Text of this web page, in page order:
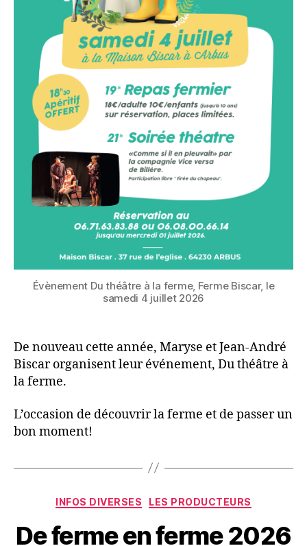
Évènement Du théâtre à la ferme, Ferme Biscar, le
samedi 4 juillet 2026
De nouveau cette année, Maryse et Jean-André
Biscar organisent leur événement, Du théâtre à
la ferme.
L’occasion de découvrir la ferme et de passer un
bon moment!
Catégories
INFOS DIVERSES LES PRODUCTEURS
De ferme en ferme 2026